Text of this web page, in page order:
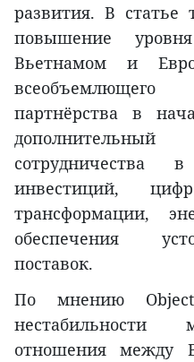
развития. В статье
повышение
Вьетнамом и
партнёрства в
сотрудничества
инвестиций,
трансформации,
обеспечения
поставок.
По мнению
нестабильности
отношения между